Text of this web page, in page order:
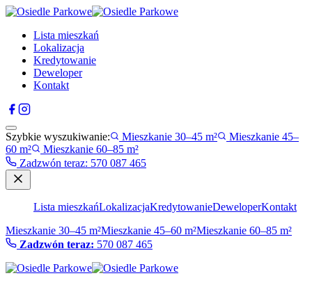
Lista mieszkań
Lokalizacja
Kredytowanie
Deweloper
Kontakt
Szybkie wyszukiwanie: Mieszkanie 30–45 m²
Mieszkanie 45–
60 m²
Mieszkanie 60–85 m²
Zadzwón teraz: 570 087 465
Lista mieszkańLokalizacjaKredytowanieDeweloperKontakt
Mieszkanie 30–45 m²Mieszkanie 45–60 m²Mieszkanie 60–85 m²
Zadzwón teraz: 570 087 465